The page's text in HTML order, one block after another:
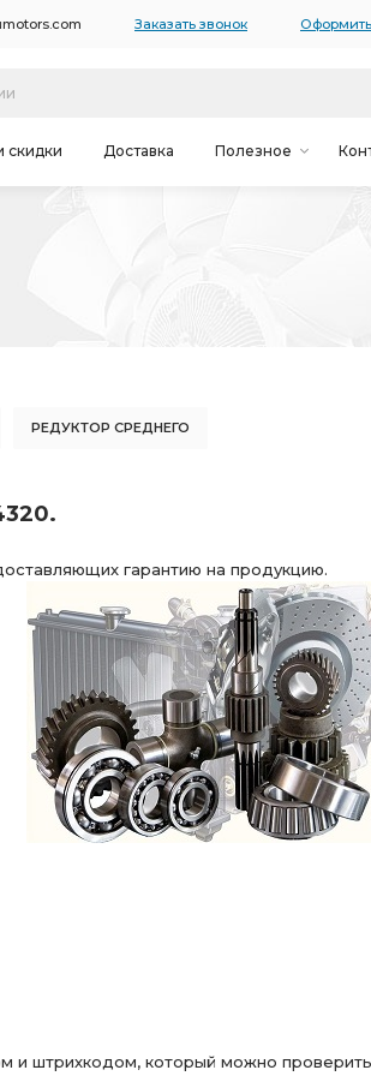
Заказать звонок
скидки Доставка Полезное
РЕДУКТОР СРЕДНЕГО
i=6.77 48 зуб
с торц. шлицами
УРАЛ зуб. АЗ УРАЛ
МОСТ ЗАДНИЙ
Коробка раздаточная
КОРОБКА РАЗДАТОЧНАЯ
гарантию на продукцию.
и штрихкодом, который можно